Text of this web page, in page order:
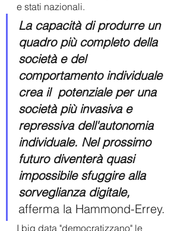
e stati nazionali.
La capacità di produrre un
quadro più completo della
società e del
comportamento individuale
crea il  potenziale per una
società più invasiva e
repressiva dell'autonomia
individuale. Nel prossimo
futuro diventerà quasi
impossibile sfuggire alla
sorveglianza digitale,
afferma la Hammond-Errey.
I big data "democratizzano" le